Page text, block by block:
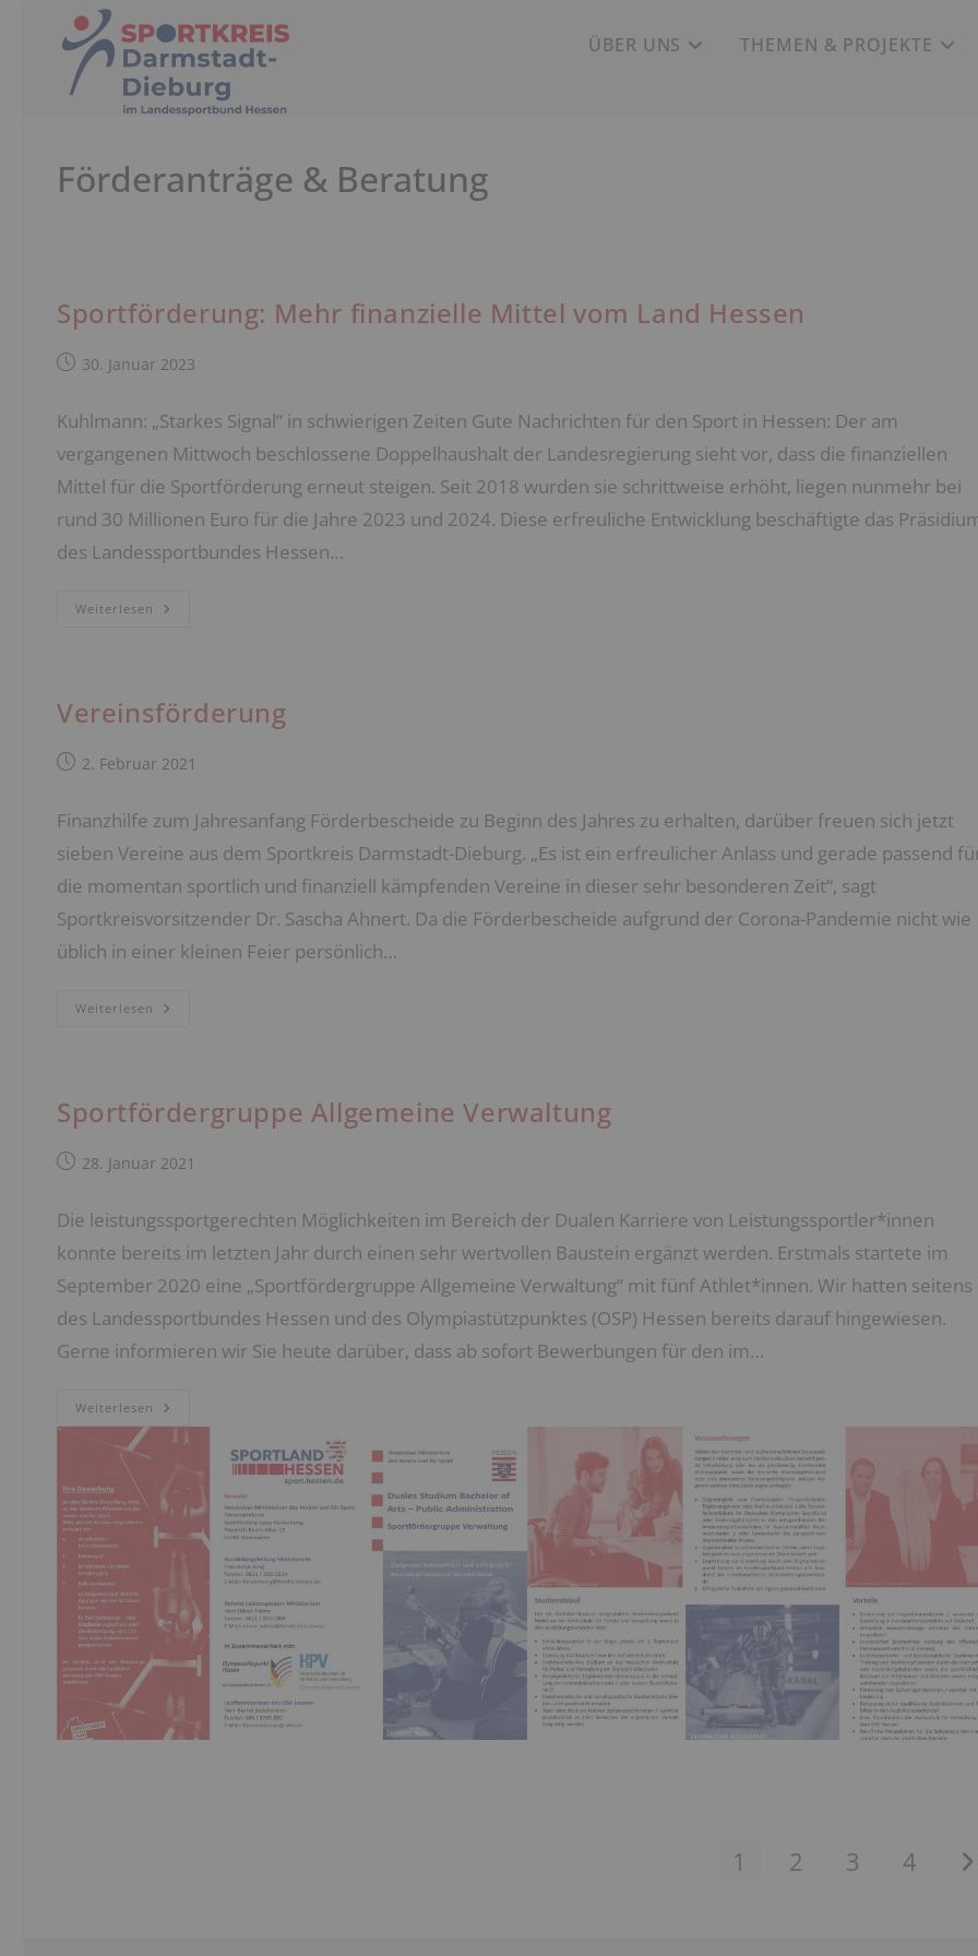
ÜBER UNS THEMEN & PROJEKTE
Förderanträge & Beratung
Sportförderung: Mehr finanzielle Mittel vom Land Hessen
Beitrag30. Januar 2023
Kuhlmann: „Starkes Signal“ in schwierigen Zeiten Gute Nachrichten für den Sport in Hessen: Der am
vergangenen Mittwoch beschlossene Doppelhaushalt der Landesregierung sieht vor, dass die finanziellen
Mittel für die Sportförderung erneut steigen. Seit 2018 wurden sie schrittweise erhöht, liegen nunmehr bei
rund 30 Millionen Euro für die Jahre 2023 und 2024. Diese erfreuliche Entwicklung beschäftigte das
des Landessportbundes Hessen…
Weiterlesen Sportförderung:
Hessen
Vereinsförderung
Beitrag2. Februar 2021
Finanzhilfe zum Jahresanfang Förderbescheide zu Beginn des Jahres zu erhalten, darüber freuen sich jetzt
sieben Vereine aus dem Sportkreis Darmstadt-Dieburg. „Es ist ein erfreulicher Anlass und gerade passend
die momentan sportlich und finanziell kämpfenden Vereine in dieser sehr besonderen Zeit“, sagt
Sportkreisvorsitzender Dr. Sascha Ahnert. Da die Förderbescheide aufgrund der Corona-Pandemie nicht wie
üblich in einer kleinen Feier persönlich…
Weiterlesen Vereinsförderung
Sportfördergruppe Allgemeine Verwaltung
Beitrag28. Januar 2021
Die leistungssportgerechten Möglichkeiten im Bereich der Dualen Karriere von Leistungssportler*innen
konnte bereits im letzten Jahr durch einen sehr wertvollen Baustein ergänzt werden. Erstmals startete im
September 2020 eine „Sportfördergruppe Allgemeine Verwaltung“ mit fünf Athlet*innen. Wir hatten seitens
des Landessportbundes Hessen und des Olympiastützpunktes (OSP) Hessen bereits darauf hingewiesen.
Gerne informieren wir Sie heute darüber, dass ab sofort Bewerbungen für den im…
Weiterlesen Sportfördergruppe
Allgemeine
Verwaltung
1 2 3 4